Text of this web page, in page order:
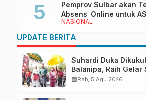
NASIONAL
Pemprov Sulbar akan
Absensi Online untuk
UPDATE BERITA
Suhardi Duka
Balanipa, Raih Gelar
Tappidena
calendar_monthRab, 5 Agu 2026